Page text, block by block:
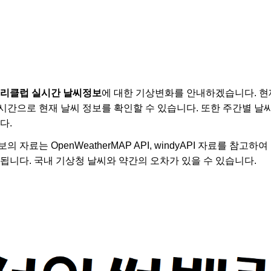
클럽 실시간 날씨정보에 대한 기상변화를 안내하겠습니다.
간으로 현재 날씨 정보를 확인할 수 있습니다. 또한 주간별 날
.
의 자료는 OpenWeatherMAP API, windyAPI 자료를 참고하
니다. 국내 기상청 날씨와 약간의 오차가 있을 수 있습니다.